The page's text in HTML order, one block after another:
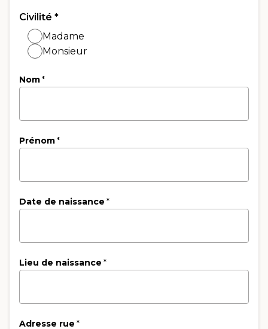
Civilité *
Madame
Monsieur
Nom*
Prénom*
Date de naissance *
Lieu de naissance *
Adresse rue *